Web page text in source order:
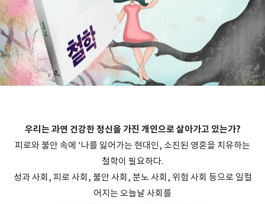
우리는 과연 건강한 정신을 가진 개인으로 살아가고 있는가?
피로와 불안 속에 '나를 잃어가는 현대인, 소진된 영혼을 치유하는
철학이 필요하다.
성과 사회, 피로 사회, 불안 사회, 분노 사회, 위험 사회 등으로 일컬
어지는 오늘날 사회를